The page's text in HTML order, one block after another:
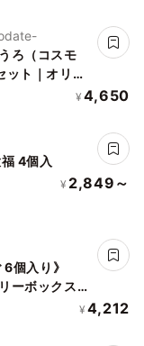
ろ（コスモ
ット｜オリジ
¥ 4,650
4個入
¥ 2,849～
個入り》
ーボックス
ありがと
¥ 4,212